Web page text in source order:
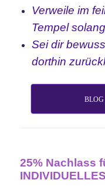
Verweile im
Tempel
Sei dir
dorthin
25% Nachlass